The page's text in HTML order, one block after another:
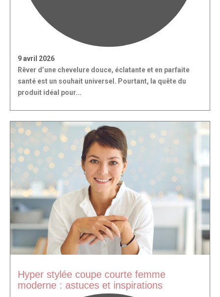
9 avril 2026
Rêver d’une chevelure douce, éclatante et en parfaite
santé est un souhait universel. Pourtant, la quête du
produit idéal pour...
Hyper stylée coupe courte femme
moderne : astuces et inspirations